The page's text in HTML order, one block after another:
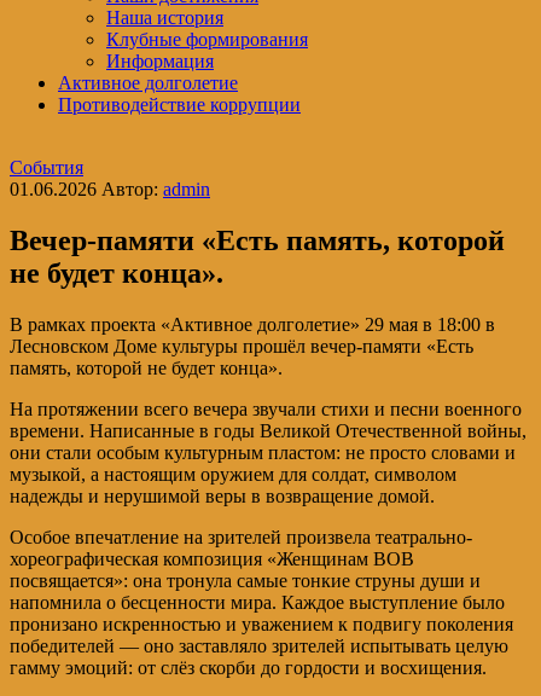
Наша история
Клубные формирования
Информация
Активное долголетие
Противодействие коррупции
События
01.06.2026 Автор: admin
Вечер-памяти «Есть память, которой
не будет конца».
В рамках проекта «Активное долголетие» 29 мая в 18:00 в
Лесновском Доме культуры прошёл вечер-памяти «Есть
память, которой не будет конца».
На протяжении всего вечера звучали стихи и песни военного
времени. Написанные в годы Великой Отечественной войны,
они стали особым культурным пластом: не просто словами и
музыкой, а настоящим оружием для солдат, символом
надежды и нерушимой веры в возвращение домой.
Особое впечатление на зрителей произвела театрально-
хореографическая композиция «Женщинам ВОВ
посвящается»: она тронула самые тонкие струны души и
напомнила о бесценности мира. Каждое выступление было
пронизано искренностью и уважением к подвигу поколения
победителей — оно заставляло зрителей испытывать целую
гамму эмоций: от слёз скорби до гордости и восхищения.